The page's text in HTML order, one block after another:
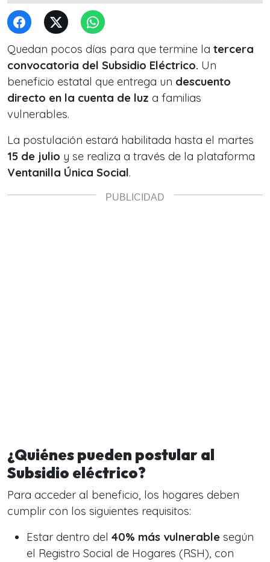
Quedan pocos días para que termine la tercera
convocatoria del Subsidio Eléctrico. Un
beneficio estatal que entrega un descuento
directo en la cuenta de luz a familias
vulnerables.
La postulación estará habilitada hasta el martes
15 de julio y se realiza a través de la plataforma
Ventanilla Única Social.
¿Quiénes pueden postular al
Subsidio eléctrico?
Para acceder al beneficio, los hogares deben
cumplir con los siguientes requisitos:
Estar dentro del 40% más vulnerable según
el Registro Social de Hogares (RSH), con